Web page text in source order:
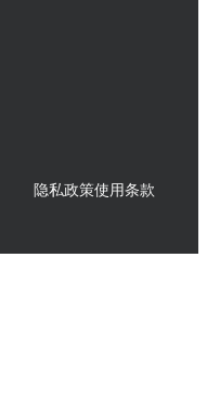
隐私政策使用条款